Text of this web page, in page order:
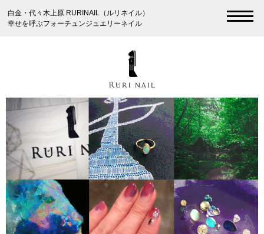
白金・代々木上原 RURINAIL（ルリネイル）
幸せを呼ぶフォーチュンジュエリーネイル